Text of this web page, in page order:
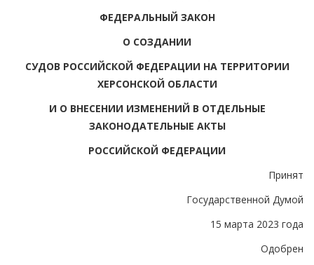
ФЕДЕРАЛЬНЫЙ ЗАКОН
О СОЗДАНИИ
СУДОВ РОССИЙСКОЙ ФЕДЕРАЦИИ НА ТЕРРИТОРИИ
ХЕРСОНСКОЙ ОБЛАСТИ
И О ВНЕСЕНИИ ИЗМЕНЕНИЙ В ОТДЕЛЬНЫЕ
ЗАКОНОДАТЕЛЬНЫЕ АКТЫ
РОССИЙСКОЙ ФЕДЕРАЦИИ
Принят
Государственной Думой
15 марта 2023 года
Одобрен